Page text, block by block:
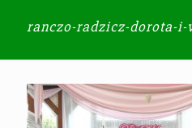
ranczo-radzicz-dorota-i-